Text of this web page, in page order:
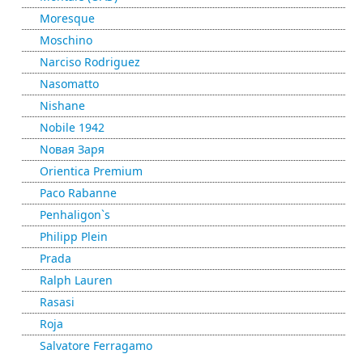
Moresque
Moschino
Narciso Rodriguez
Nasomatto
Nishane
Nobile 1942
Nовая Заря
Orientica Premium
Paco Rabanne
Penhaligon`s
Philipp Plein
Prada
Ralph Lauren
Rasasi
Roja
Salvatore Ferragamo